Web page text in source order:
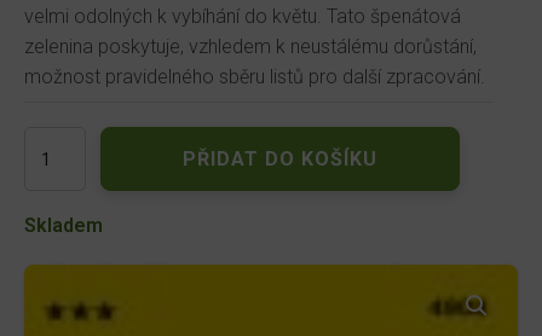
velmi odolných k vybíhání do květu. Tato špenátová
zelenina poskytuje, vzhledem k neustálému dorůstání,
možnost pravidelného sběru listů pro další zpracování.
barev
4908
PŘIDAT DO KOŠÍKU
Skladem